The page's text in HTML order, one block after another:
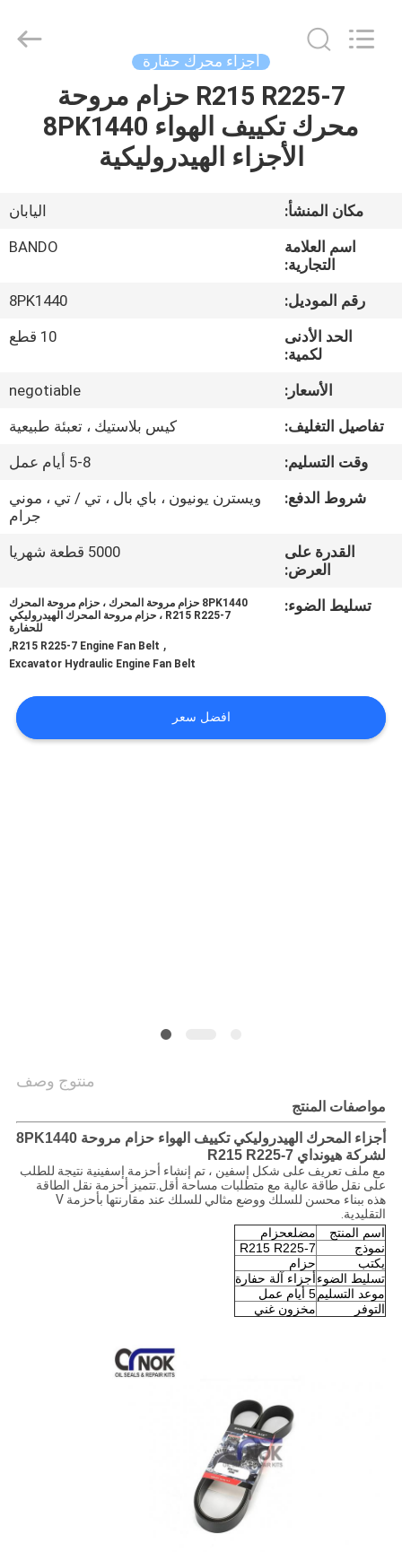
منزل،
معلومات
جولة
المعمل
مراقبة
الجودة
أخبار
اقتباس
أجزاء محرك حفارة
R215 R225-7 حزام مروحة
محرك تكييف الهواء 8PK1440
الأجزاء الهيدروليكية
مكان المنشأ:
اليابان
اسم العلامة
التجارية:
BANDO
رقم الموديل:
8PK1440
الحد الأدنى
لكمية:
10 قطع
الأسعار:
negotiable
تفاصيل التغليف:
كيس بلاستيك ، تعبئة طبيعية
وقت التسليم:
5-8 أيام عمل
شروط الدفع:
ويسترن يونيون ، باي بال ، تي / تي ، موني
جرام
القدرة على
العرض:
5000 قطعة شهريا
تسليط الضوء:
8PK1440 حزام مروحة المحرك ، حزام مروحة المحرك
R215 R225-7 ، حزام مروحة المحرك الهيدروليكي
للحفارة
,
R215 R225-7 Engine Fan Belt
,
Excavator Hydraulic Engine Fan Belt
افضل سعر
منتوج وصف
مواصفات المنتج
أجزاء المحرك الهيدروليكي تكييف الهواء حزام مروحة 8PK1440
لشركة هيونداي R215 R225-7
مع ملف تعريف على شكل إسفين ، تم إنشاء أحزمة إسفينية نتيجة للطلب
على نقل طاقة عالية مع متطلبات مساحة أقل.تتميز أحزمة نقل الطاقة
هذه ببناء محسن للسلك ووضع مثالي للسلك عند مقارنتها بأحزمة V
التقليدية.
اسم المنتج
مضلعحزام
نموذج
R215 R225-7
يكتب
حزام
تسليط الضوءأجزاء آلة حفارة
موعد التسليم5 أيام عمل
التوفر
مخزون غني